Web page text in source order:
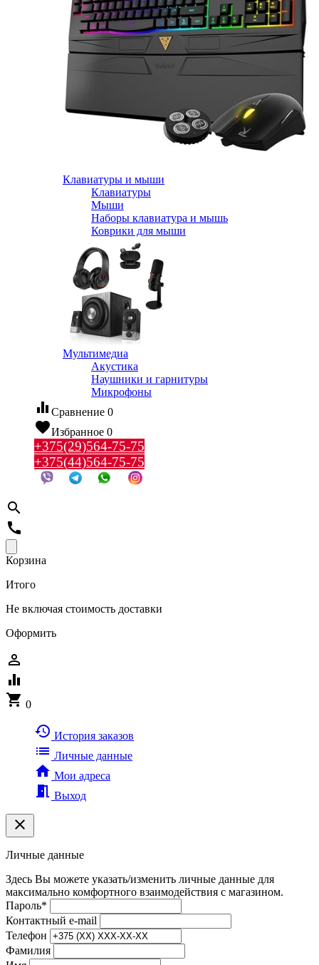
Клавиатуры и мыши
Клавиатуры
Мыши
Наборы клавиатура и мышь
Коврики для мыши
Мультимедиа
Акустика
Наушники и гарнитуры
Микрофоны
equalizer Сравнение 0
favoriteИзбранное 0
+375(29)564-75-75
+375(44)564-75-75
search
call
Корзина
Итого
Не включая стоимость доставки
Оформить
person_outline
equalizer
shopping_cart 0
history История заказов
list Личные данные
home Мои адреса
meeting_room Выход
clear
Личные данные
Здесь Вы можете указать/изменить личные данные для
максимально комфортного взаимодействия с магазином.
Пароль*
Контактный e-mail
Телефон
Фамилия